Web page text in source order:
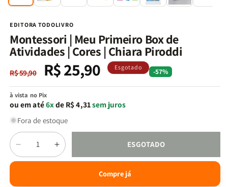
janela
EDITORA TODOLIVRO
Montessori | Meu Primeiro Box de
Atividades | Cores | Chiara Piroddi
Preço
normal
R$ 59,90
Preço
promocional
R$ 25,90 Esgotado -57%
à vista no Pix
ou em até6xde R$ 4,31sem juros
Fora de estoque
Quantidade
Diminuir
a
Aumentar
a
quantidade
ESGOTADO
Compre já